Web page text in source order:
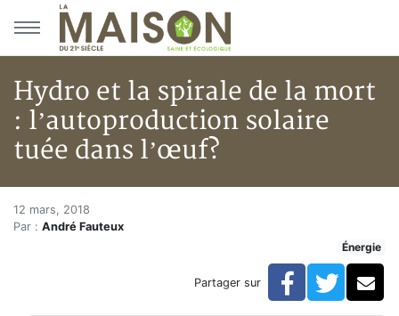
Aller au menu principal
Aller au contenu principal
Hydro et la spirale de la mort
: l’autoproduction solaire
tuée dans l’œuf?
Accueil
Articles
Hydro et la spirale de la mort : l’autoproduction
Hydro et la spirale de la mort
12 mars, 2018
Par : André Fauteux
Énergie
Partager sur Facebook